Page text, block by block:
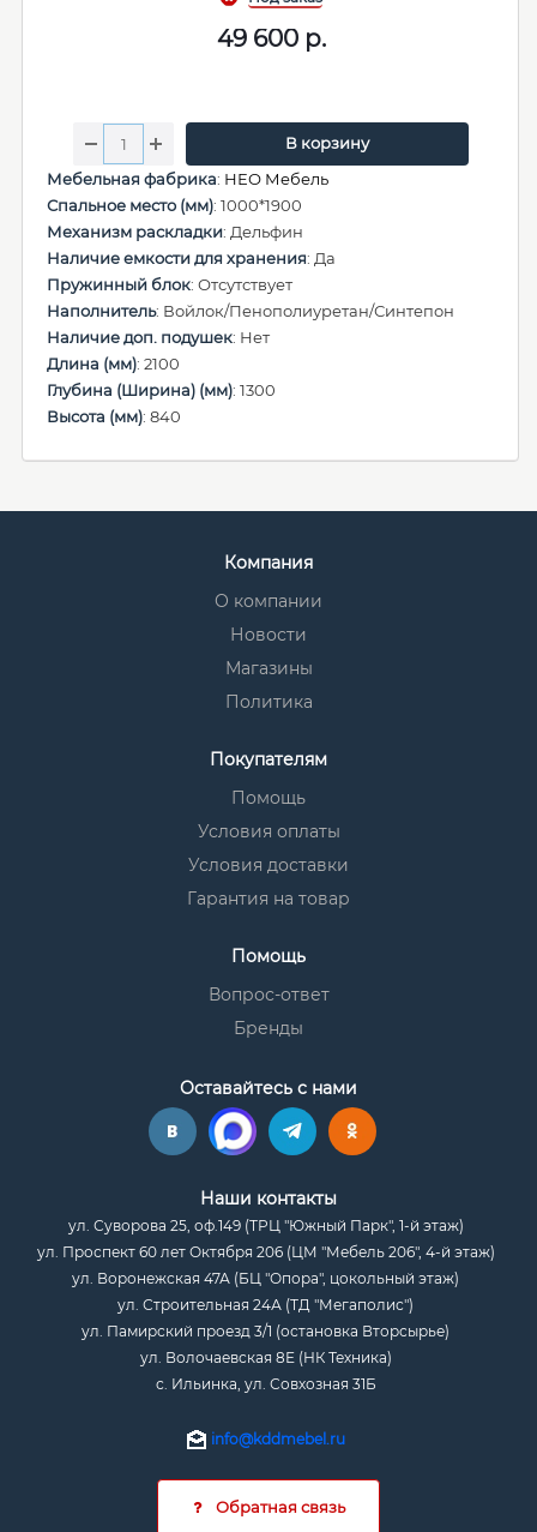
49 600р.
В корзину
Мебельная фабрика: НЕО Мебель
Спальное место (мм): 1000*1900
Механизм раскладки: Дельфин
Наличие емкости для хранения: Да
Пружинный блок: Отсутствует
Наполнитель: Войлок/Пенополиуретан/Синтепон
Наличие доп. подушек: Нет
Длина (мм): 2100
Глубина (Ширина) (мм): 1300
Высота (мм): 840
Компания
О компании
Новости
Магазины
Политика
Покупателям
Помощь
Условия оплаты
Условия доставки
Гарантия на товар
Помощь
Вопрос-ответ
Бренды
Оставайтесь с нами
Наши контакты
ул. Суворова 25, оф.149 (ТРЦ "Южный Парк", 1-й этаж)
ул. Проспект 60 лет Октября 206 (ЦМ "Мебель 206", 4-й этаж)
ул. Воронежская 47А (БЦ "Опора", цокольный этаж)
ул. Строительная 24А (ТД "Мегаполис")
ул. Памирский проезд 3/1 (остановка Вторсырье)
ул. Волочаевская 8Е (НК Техника)
с. Ильинка, ул. Совхозная 31Б
info@kddmebel.ru
Обратная связь